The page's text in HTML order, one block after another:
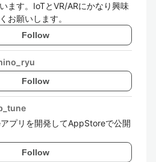
ます。IoTとVR/ARにかなり興味
お願いします。
Follow
Follow
プリを開発してAppStoreで公開
Follow